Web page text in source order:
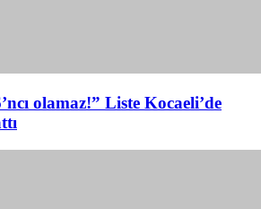
olamaz!” Liste Kocaeli’de